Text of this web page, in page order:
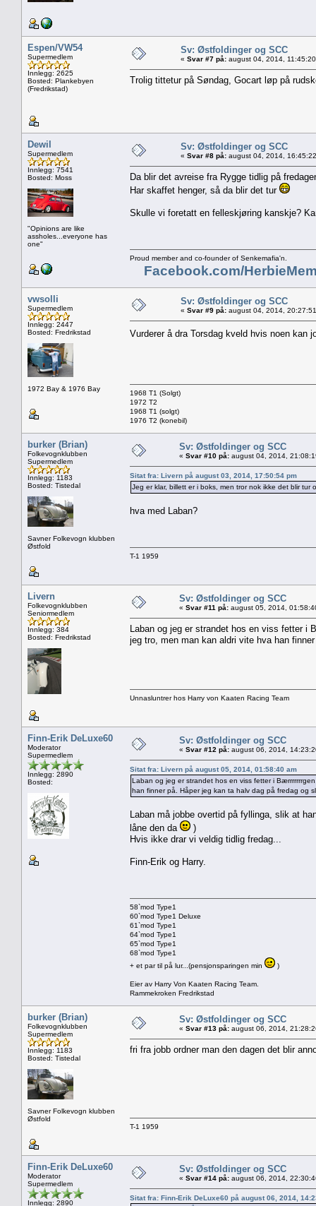
Espen/VW54
Supermedlem
Innlegg: 2625
Bosted: Plankebyen
(Fredrikstad)
Sv: Østfoldinger og SCC
« Svar #7 på: august 04, 2014,
Trolig tittetur på Søndag, Gocart løp på
Dewil
Supermedlem
Innlegg: 7541
Bosted: Moss
"Opinions are like
assholes...everyone has
one"
Sv: Østfoldinger og SCC
« Svar #8 på: august 04, 2014,
Da blir det avreise fra Rygge tidlig på
Har skaffet henger, så da blir det tur
Skulle vi foretatt en felleskjøring kanskje?
Proud member and co-founder of Senkemafia'n.
Facebook.com/
vwsolli
Supermedlem
Innlegg: 2447
Bosted: Fredrikstad
1972 Bay & 1976 Bay
Sv: Østfoldinger og SCC
« Svar #9 på: august 04, 2014,
Vurderer å dra Torsdag kveld hvis noen kan
1968 T1 (Solgt)
1972 T2
1968 T1 (solgt)
1976 T2 (konebil)
burker (Brian)
Folkevognklubben
Supermedlem
Innlegg: 1183
Bosted: Tistedal
Savner Folkevogn klubben
Østfold
Sv: Østfoldinger og SCC
« Svar #10 på: august 04, 2014,
Sitat fra: Livern på august 03, 2014, 17:50:54 pm
Jeg er klar, billett er i boks, men tror nok ikke det blir
hva med Laban?
T-1 1959
Livern
Folkevognklubben
Seniormedlem
Innlegg: 384
Bosted: Fredrikstad
Sv: Østfoldinger og SCC
« Svar #11 på: august 05, 2014,
Laban og jeg er strandet hos en viss fetter i
jeg tro, men man kan aldri vite hva han
Unnasluntrer hos Harry von Kaaten Racing Team
Finn-Erik DeLuxe60
Moderator
Supermedlem
Innlegg: 2890
Bosted:
Sv: Østfoldinger og SCC
« Svar #12 på: august 06, 2014,
Sitat fra: Livern på august 05, 2014, 01:58:40 am
Laban og jeg er strandet hos en viss fetter i
han finner på. Håper jeg kan ta halv dag på fredag og
Laban må jobbe overtid på fyllinga, slik at
låne den da
)
Hvis ikke drar vi veldig tidlig fredag...
Finn-Erik og Harry.
58`mod Type1
60`mod Type1 Deluxe
61`mod Type1
64`mod Type1
65`mod Type1
68`mod Type1
+ et par til på lur...(pensjonsparingen min
)
Eier av Harry Von Kaaten Racing Team.
Rammekroken Fredrikstad
burker (Brian)
Folkevognklubben
Supermedlem
Innlegg: 1183
Bosted: Tistedal
Savner Folkevogn klubben
Østfold
Sv: Østfoldinger og SCC
« Svar #13 på: august 06, 2014,
fri fra jobb ordner man den dagen det blir
T-1 1959
Finn-Erik DeLuxe60
Moderator
Supermedlem
Innlegg: 2890
Sv: Østfoldinger og SCC
« Svar #14 på: august 06, 2014,
Sitat fra: Finn-Erik DeLuxe60 på august 06, 2014,